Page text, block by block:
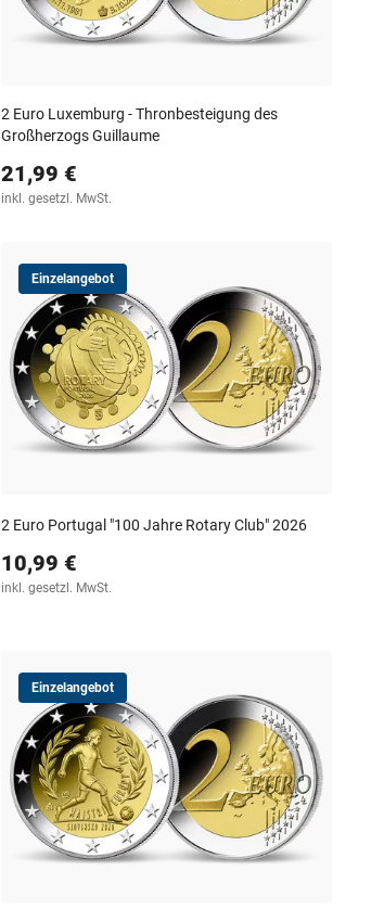
2 Euro Luxemburg - Thronbesteigung des
Großherzogs Guillaume
21,99 €
inkl. gesetzl. MwSt.
Einzelangebot
2 Euro Portugal "100 Jahre Rotary Club" 2026
10,99 €
inkl. gesetzl. MwSt.
Einzelangebot